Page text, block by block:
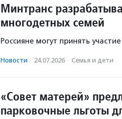
Минтранс
многодетных семей
Россияне могут принять
Новости · 24.07.2026 · Семья и дети
«Совет матерей»
парковочные льготы